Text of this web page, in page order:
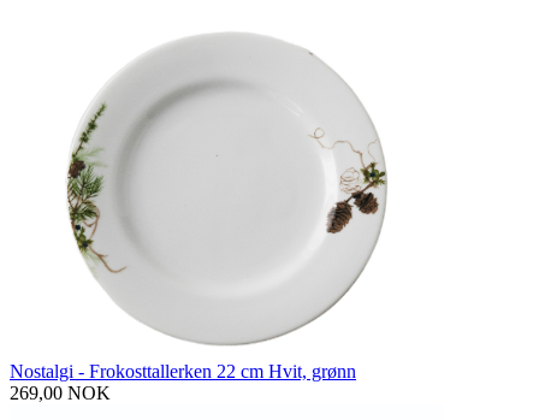
Nostalgi - Frokosttallerken 22 cm Hvit, grønn
269,00 NOK